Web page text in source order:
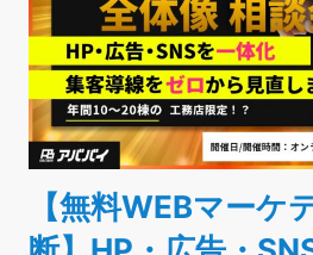
【無料WEBマーケ